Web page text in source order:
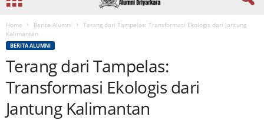
Home Berita Alumni
Terang dari Tampelas: Transformasi Ekologis dari Jantung
Kalimantan
BERITA ALUMNI
Terang dari Tampelas:
Transformasi Ekologis dari
Jantung Kalimantan